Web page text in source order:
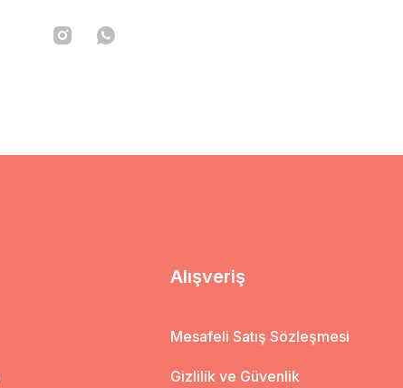
Alışveriş
Mesafeli Satış Sözleşmesi
Gizlilik ve Güvenlik